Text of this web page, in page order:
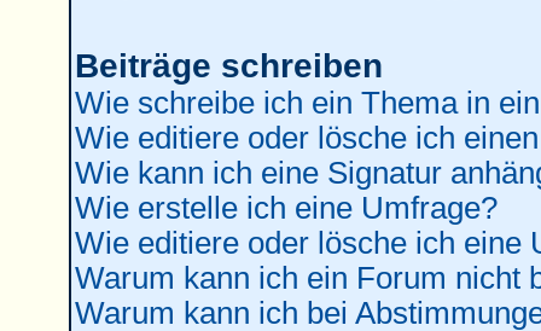
Beiträge schreiben
Wie schreibe ich ein Thema in
Wie editiere oder lösche ich
Wie kann ich eine Signatur
Wie erstelle ich eine Umfrage?
Wie editiere oder lösche ich eine
Warum kann ich ein Forum nicht
Warum kann ich bei